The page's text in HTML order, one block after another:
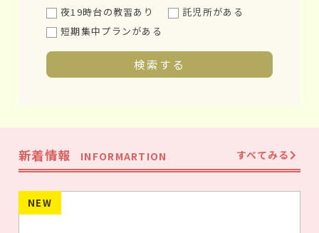
夜19時台の教習あり
託児所がある
短期集中プランがある
新着情報 INFORMARTION すべてみる
NEW